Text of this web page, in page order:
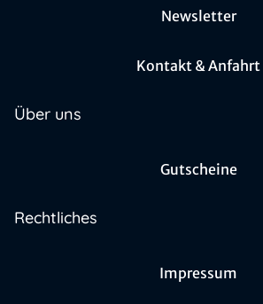
Newsletter
Kontakt & Anfahrt
Über uns
Gutscheine
Rechtliches
Impressum